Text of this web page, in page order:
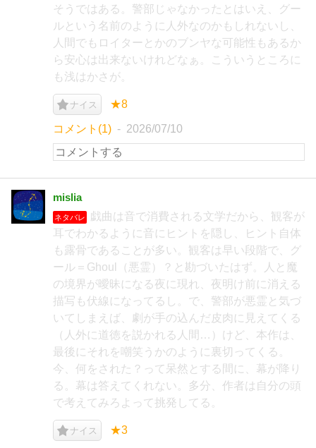
そうではある。警部じゃなかったとはいえ、グー
ルという名前のように人外なのかもしれないし、
人間でもロイターとかのブンヤな可能性もあるか
ら安心は出来ないけれどなぁ。こういうところに
も浅はかさが。
ナイス ★8
コメント(1) 2026/07/10
mislia
ネタバレ
戯曲は音で消費される文学だから、観客が
耳でわかるように音にヒントを隠し、ヒント自体
も露骨であることが多い。観客は早い段階で、グ
ール＝Ghoul（悪霊）？と勘づいたはず。人と魔
の境界が曖昧になる夜に現れ、夜明け前に消える
描写も伏線になってるし。で、警部が悪霊と気づ
いてしまえば、劇が手の込んだ皮肉に見えてくる
（人外に道徳を説かれる人間…）けど、本作は、
最後にそれを嘲笑うかのように裏切ってくる。
今、何をされた？って呆然とする間に、幕が降り
る。幕は答えてくれない。多分、作者は自分の頭
で考えてみろよって挑発してる。
ナイス ★3